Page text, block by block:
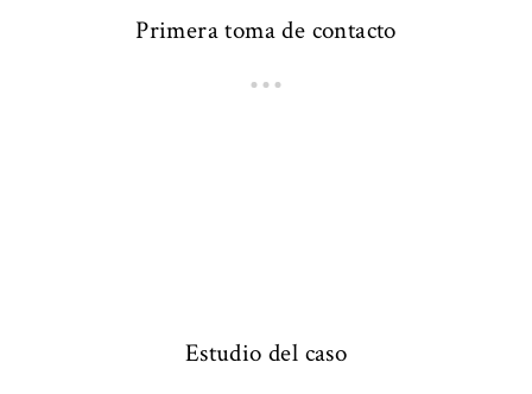
Primera toma de contacto
Estudio del caso